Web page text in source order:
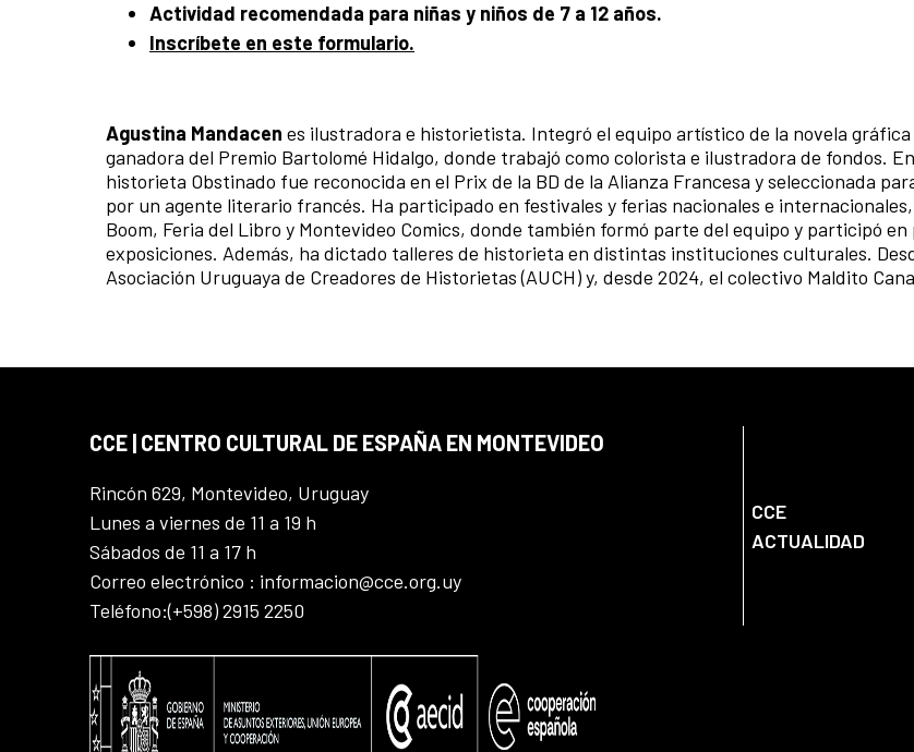
Actividad recomendada para niñas y niños de 7 a 12 años.
Inscríbete en este formulario.
Agustina Mandacen es ilustradora e historietista. Integró el equipo artístico de la novela gráfica
ganadora del Premio Bartolomé Hidalgo, donde trabajó como colorista e ilustradora de fondos.
historieta Obstinado fue reconocida en el Prix de la BD de la Alianza Francesa y seleccionada
por un agente literario francés. Ha participado en festivales y ferias nacionales e
Boom, Feria del Libro y Montevideo Comics, donde también formó parte del equipo y participó en
exposiciones. Además, ha dictado talleres de historieta en distintas instituciones culturales.
Asociación Uruguaya de Creadores de Historietas (AUCH) y, desde 2024, el colectivo Maldito
CCE | CENTRO CULTURAL DE ESPAÑA EN MONTEVIDEO
Rincón 629, Montevideo, Uruguay
Lunes a viernes de 11 a 19 h
Sábados de 11 a 17 h
Correo electrónico : informacion@cce.org.uy
Teléfono:(+598) 2915 2250
CCE
ACTUALIDAD